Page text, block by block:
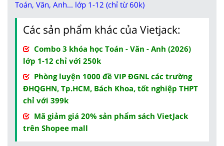
Toán, Văn, Anh... lớp 1-12 (chỉ từ 60k)
Các sản phẩm khác của Vietjack:
Combo 3 khóa học Toán - Văn - Anh (2026)
lớp 1-12 chỉ với 250k
Phòng luyện 1000 đề VIP ĐGNL các trường
ĐHQGHN, Tp.HCM, Bách Khoa, tốt nghiệp THPT
chỉ với 399k
Mã giảm giá 20% sản phẩm sách VietJack
trên Shopee mall